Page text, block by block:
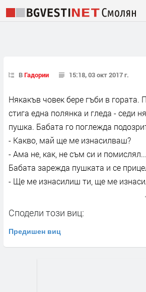
ВГадории 15:18, 03 окт 2017 г.
Някакъв човек бере гъби в гората.
стига една полянка и гледа - седи
пушка. Бабата го поглежда
- Какво, май ще ме изнасилваш?
- Ама не, как, не съм си и помислял...
Бабата зарежда пушката и се
- Ще ме изнасилиш ти, ще ме
Сподели този виц:
Предишен виц